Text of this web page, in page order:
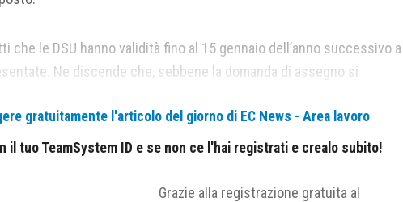
che le DSU hanno validità fino al 15 gennaio dell’anno successivo a
Ne discende che, sebbene la domanda di assegno si
dell’assegno rinnovi la DSU, ai fini della verifica annuale
anno di spettanza del beneficio.
gratuitamente l'articolo del giorno di EC News - Area lavoro
il tuo TeamSystem ID e se non ce l'hai registrati e crealo subito!
Grazie alla registrazione gratuita al